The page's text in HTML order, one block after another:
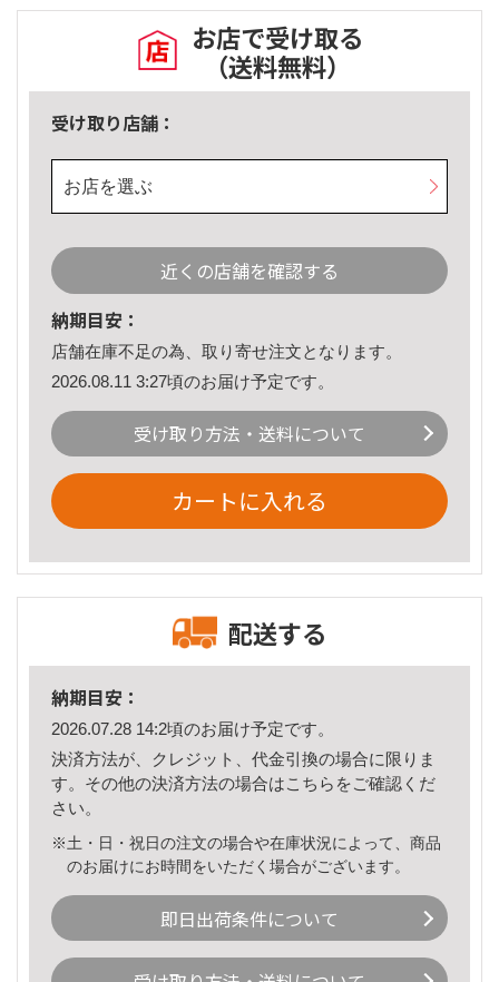
お店で受け取る
（送料無料）
受け取り店舗：
お店を選ぶ
近くの店舗を確認する
納期目安：
店舗在庫不足の為、取り寄せ注文となります。
2026.08.11 3:27頃のお届け予定です。
受け取り方法・送料について
カートに入れる
配送する
納期目安：
2026.07.28 14:2頃のお届け予定です。
決済方法が、クレジット、代金引換の場合に限りま
す。その他の決済方法の場合はこちら をご確認くだ
さい。
※土・日・祝日の注文の場合や在庫状況によって、商品
のお届けにお時間をいただく場合がございます。
即日出荷条件について